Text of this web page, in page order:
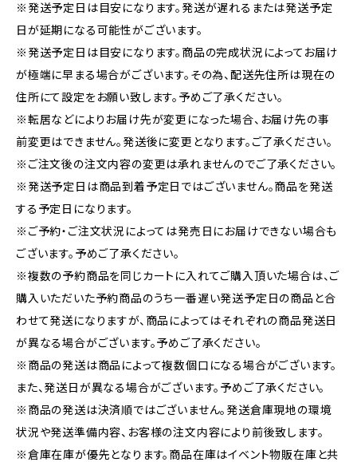
※発送予定日は目安になります。発送が遅れるまたは発送予定
日が延期になる可能性がございます。
※発送予定日は目安になります。商品の完成状況によってお届け
が極端に早まる場合がございます。その為、配送先住所は現在の
住所にて設定をお願い致します。予めご了承ください。
※転居などによりお届け先が変更になった場合、お届け先の事
前変更はできません。発送後に変更となります。ご了承ください。
※ご注文後の注文内容の変更は承れませんのでご了承ください。
※発送予定日は商品到着予定日ではございません。商品を発送
する予定日になります。
※ご予約・ご注文状況によっては発売日にお届けできない場合も
ございます。予めご了承ください。
※複数の予約商品を同じカートに入れてご購入頂いた場合は、ご
購入いただいた予約商品のうち一番遅い発送予定日の商品と合
わせて発送になりますが、商品によってはそれぞれの商品発送日
が異なる場合がございます。予めご了承ください。
※商品の発送は商品によって複数個口になる場合がございます。
また、発送日が異なる場合がございます。予めご了承ください。
※商品の発送は決済順ではございません。発送倉庫現地の環境
状況や発送準備内容、お客様の注文内容により前後致します。
※倉庫在庫が優先となります。商品在庫はイベント物販在庫と共